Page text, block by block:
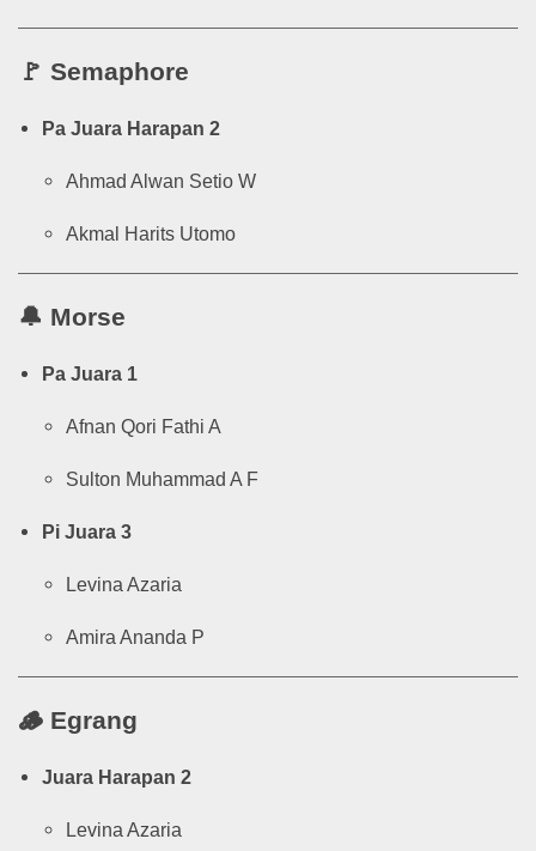
🚩 Semaphore
Pa Juara Harapan 2
Ahmad Alwan Setio W
Akmal Harits Utomo
🔔 Morse
Pa Juara 1
Afnan Qori Fathi A
Sulton Muhammad A F
Pi Juara 3
Levina Azaria
Amira Ananda P
🪵 Egrang
Juara Harapan 2
Levina Azaria